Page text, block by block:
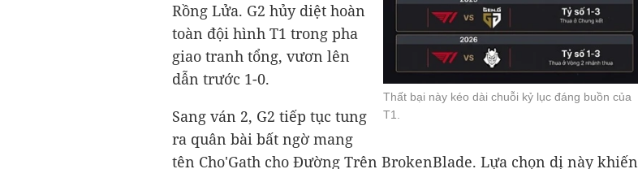
Thất bại này kéo dài chuỗi kỷ lục đáng buồn của
T1.
Rồng Lửa. G2 hủy diệt hoàn
toàn đội hình T1 trong pha
giao tranh tổng, vươn lên
dẫn trước 1-0.
Sang ván 2, G2 tiếp tục tung
ra quân bài bất ngờ mang
tên Cho'Gath cho Đường Trên BrokenBlade. Lựa chọn dị này khiến